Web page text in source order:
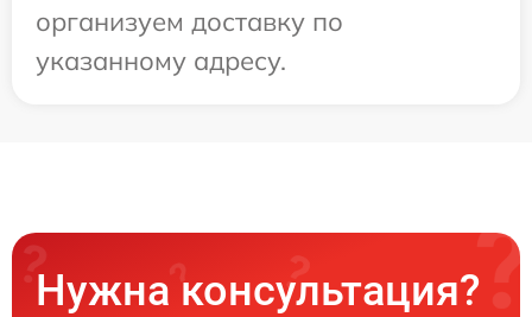
организуем доставку по
указанному адресу.
Нужна консультация?